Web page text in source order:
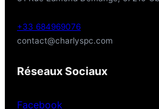
+33 684969076
contact@charlyspc.com
Réseaux Sociaux
Facebook